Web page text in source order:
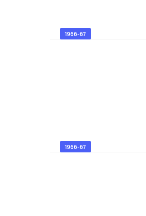
1966-67
1966-67